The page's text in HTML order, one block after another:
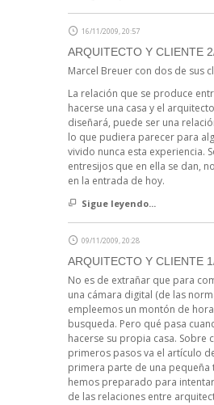
16/11/2009, 20:57
ARQUITECTO Y CLIENTE
Marcel Breuer con dos de sus
La relación que se produce
hacerse una casa y el
diseñará, puede ser una
lo que pudiera parecer para
vivido nunca esta experiencia.
entresijos que en ella se dan,
en la entrada de hoy.
Sigue leyendo...
09/11/2009, 20:28
ARQUITECTO Y CLIENTE
No es de extrañar que para
una cámara digital (de las
empleemos un montón de
busqueda. Pero qué pasa
hacerse su propia casa. Sobre
primeros pasos va el artículo
primera parte de una pequeña
hemos preparado para
de las relaciones entre